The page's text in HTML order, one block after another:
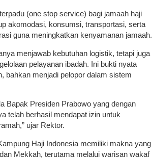
(one stop service) bagi jamaah haji
akomodasi, konsumsi, transportasi, serta
guna meningkatkan kenyamanan jamaah.
menjawab kebutuhan logistik, tetapi juga
pelayanan ibadah. Ini bukti nyata
bahkan menjadi pelopor dalam sistem
Bapak Presiden Prabowo yang dengan
telah berhasil mendapat izin untuk
ujar Rektor.
Haji Indonesia memiliki makna yang
Mekkah, terutama melalui warisan wakaf